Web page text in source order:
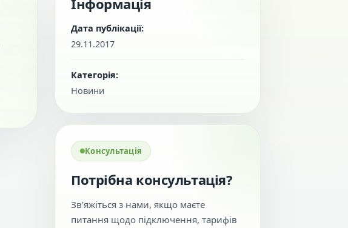
Інформація
Дата публікації:
29.11.2017
Категорія:
Новини
Консультація
Потрібна консультація?
Зв’яжіться з нами, якщо маєте
питання щодо підключення, тарифів